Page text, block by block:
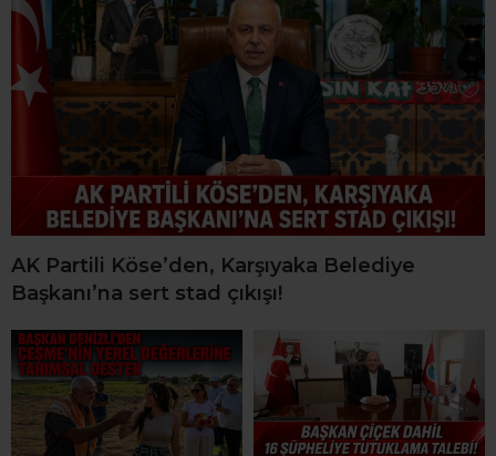
AK Partili Köse’den, Karşıyaka Belediye
Başkanı’na sert stad çıkışı!